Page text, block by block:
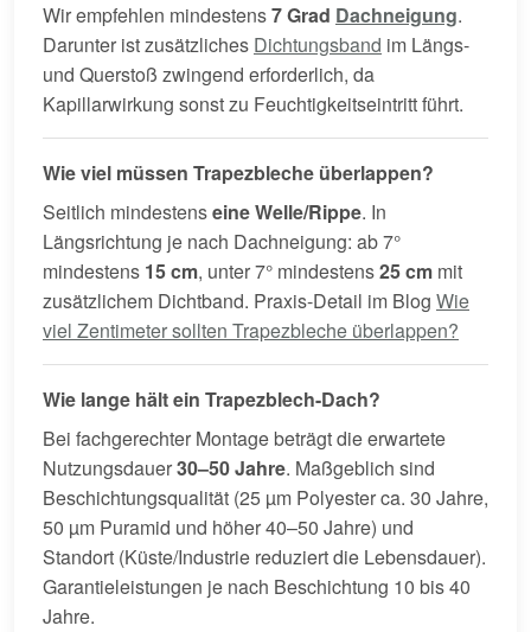
Wir empfehlen mindestens7 Grad Dachneigung.
Darunter ist zusätzliches Dichtungsband im Längs-
und Querstoß zwingend erforderlich, da
Kapillarwirkung sonst zu Feuchtigkeitseintritt führt.
Wie viel müssen Trapezbleche überlappen?
Seitlich mindestenseine Welle/Rippe. In
Längsrichtung je nach Dachneigung: ab 7°
mindestens 15 cm, unter 7° mindestens25 cm mit
zusätzlichem Dichtband. Praxis-Detail im Blog Wie
viel Zentimeter sollten Trapezbleche überlappen?
Wie lange hält ein Trapezblech-Dach?
Bei fachgerechter Montage beträgt die erwartete
Nutzungsdauer30–50 Jahre. Maßgeblich sind
Beschichtungsqualität (25 µm Polyester ca. 30 Jahre,
50 µm Puramid und höher 40–50 Jahre) und
Standort (Küste/Industrie reduziert die Lebensdauer).
Garantieleistungen je nach Beschichtung 10 bis 40
Jahre.